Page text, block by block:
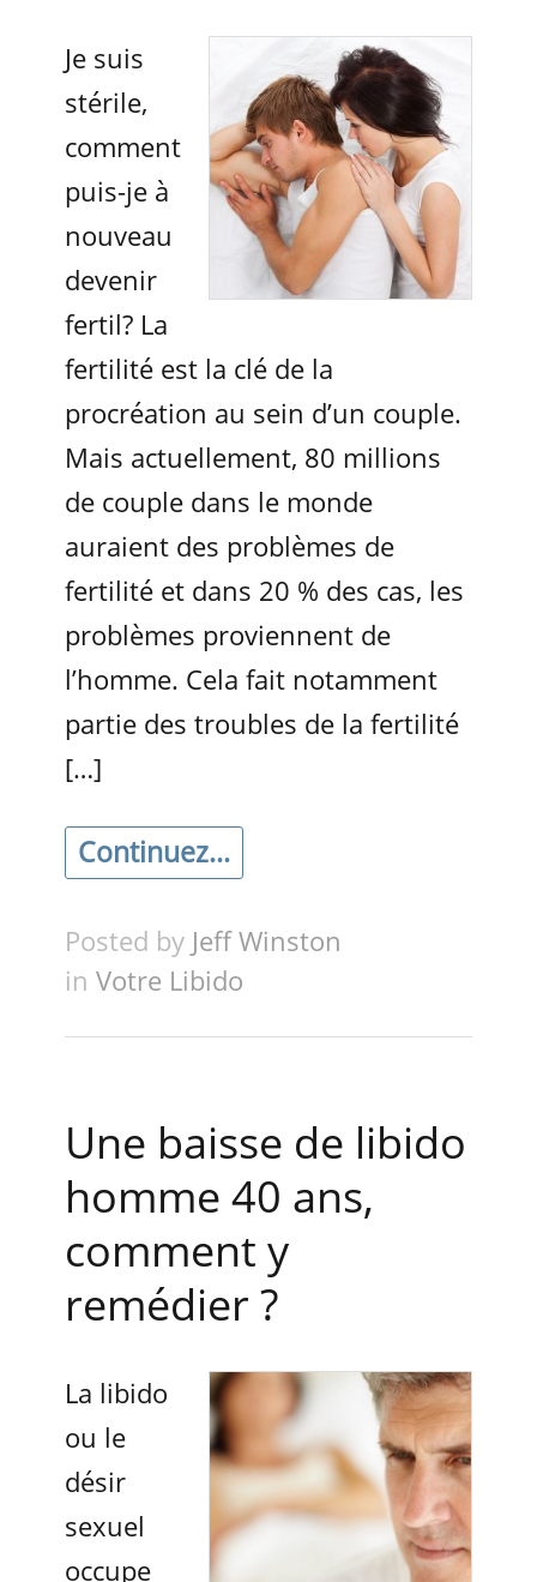
Je suis
stérile,
comment
puis-je à
nouveau
devenir
fertil? La
fertilité est la clé de la
procréation au sein d’un couple.
Mais actuellement, 80 millions
de couple dans le monde
auraient des problèmes de
fertilité et dans 20 % des cas, les
problèmes proviennent de
l’homme. Cela fait notamment
partie des troubles de la fertilité
[…]
Continuez...
Posted by Jeff Winston
in Votre Libido
Une baisse de libido
homme 40 ans,
comment y
remédier ?
La libido
ou le
désir
sexuel
occupe